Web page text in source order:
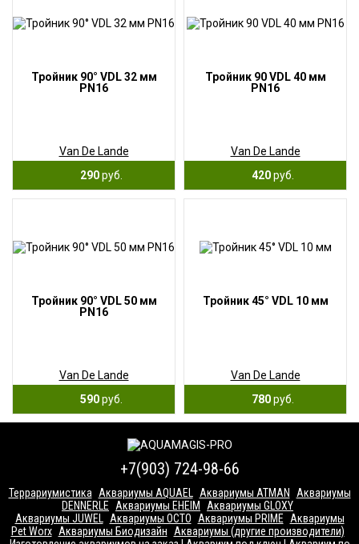
Тройник 90° VDL 32 мм
PN16
Van De Lande
290руб.
Тройник 90 VDL 40 мм
PN16
Van De Lande
420руб.
Тройник 90° VDL 50 мм
PN16
Van De Lande
590руб.
Тройник 45° VDL 10 мм
Van De Lande
780руб.
+7(903) 724-98-66
Террариумистика Аквариумы AQUAEL Аквариумы ATMAN
Аквариумы
DENNERLE
Аквариумы EHEIM
Аквариумы GLOXY
Аквариумы JUWEL
Аквариумы OCTO Аквариумы PRIME
Аквариумы
Pet Worx Аквариумы Биодизайн
Аквариумы (другие производители)